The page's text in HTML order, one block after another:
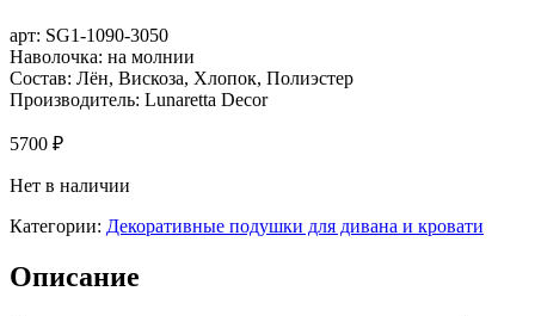
арт: SG1-1090-3050
Наволочка: на молнии
Состав: Лён, Вискоза, Хлопок, Полиэстер
Производитель: Lunaretta Decor
5700 ₽
Нет в наличии
Категории: Декоративные подушки для дивана и кровати
Описание